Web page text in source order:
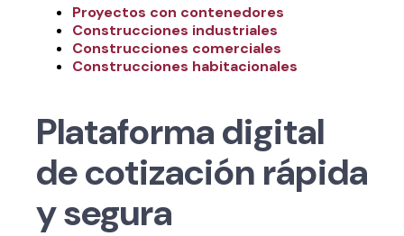
Proyectos con contenedores
Construcciones industriales
Construcciones comerciales
Construcciones habitacionales
Plataforma digital
de cotización rápida
y segura